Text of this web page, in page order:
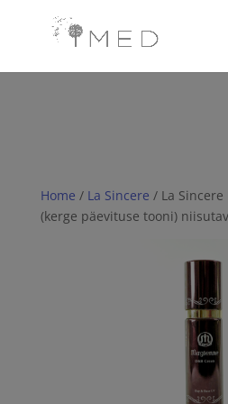
fbq('init', '<1751628081702672>');
affirmative consent has been
Home / La Sincere / La Sincere
(kerge päevituse tooni)